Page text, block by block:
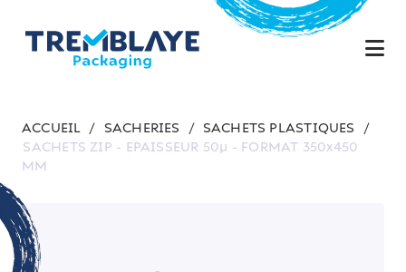
ACCUEIL / SACHERIES / SACHETS PLASTIQUES
/
SACHETS ZIP - EPAISSEUR 50µ - FORMAT 350x450
MM